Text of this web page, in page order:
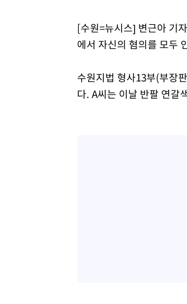
[수원=뉴시스] 변근아 기
에서 자신의 혐의를 모두
수원지법 형사13부(부장
다. A씨는 이날 반팔 연갈